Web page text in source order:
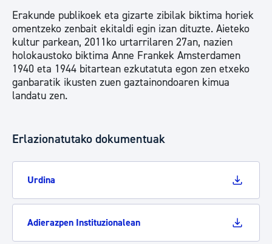
Erakunde publikoek eta gizarte zibilak biktima horiek
omentzeko zenbait ekitaldi egin izan dituzte. Aieteko
kultur parkean, 2011ko urtarrilaren 27an, nazien
holokaustoko biktima Anne Frankek Amsterdamen
1940 eta 1944 bitartean ezkutatuta egon zen etxeko
ganbaratik ikusten zuen gaztainondoaren kimua
landatu zen.
Erlazionatutako dokumentuak
Urdina
Adierazpen Instituzionalean